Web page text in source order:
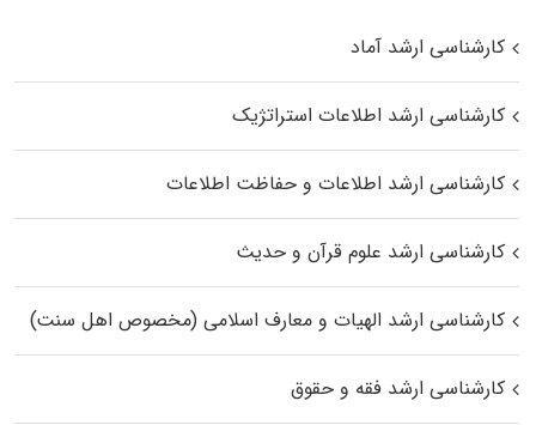
کارشناسی ارشد آماد
کارشناسی ارشد اطلاعات استراتژیک
کارشناسی ارشد اطلاعات و حفاظت اطلاعات
کارشناسی ارشد علوم قرآن و حدیث
کارشناسی ارشد الهیات و معارف اسلامی (مخصوص اهل سنت)
کارشناسی ارشد فقه و حقوق